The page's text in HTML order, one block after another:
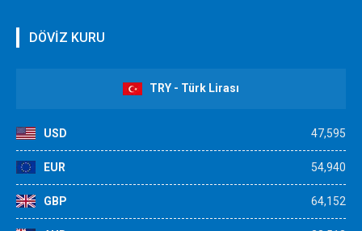
DÖVİZ KURU
TRY - Türk Lirası
USD 47,595
EUR 54,940
GBP 64,152